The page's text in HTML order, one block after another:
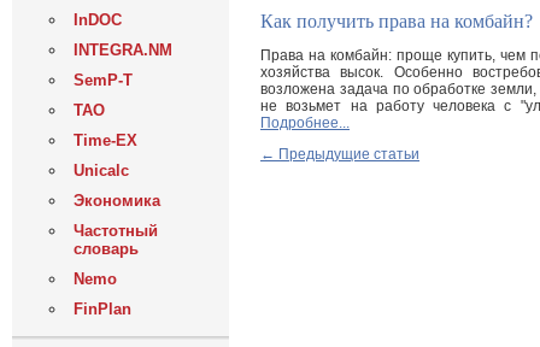
InDOC
INTEGRA.NM
SemP-T
ТАО
Time-EX
Unicalc
Экономика
Частотный
словарь
Nemo
FinPlan
Как получить права на комбайн?
Права на комбайн: проще купить, чем
хозяйства высок. Особенно
возложена задача по обработке
не возьмет на работу человека с
Подробнее...
← Предыдущие статьи